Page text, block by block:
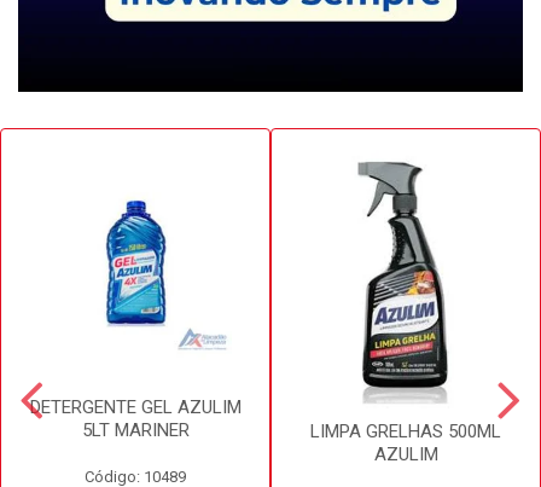
DETERGENTE GEL AZULIM
5LT MARINER
Código: 10489
LIMPA GRELHAS 500ML
AZULIM